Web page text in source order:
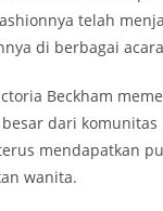
telah
di berbagai
Beckham
dari
mendapatkan
wanita.